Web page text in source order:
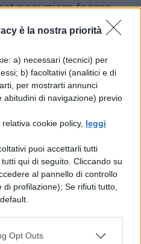
è la nostra priorità
a) necessari (tecnici) per
b) facoltativi (analitici e di
per mostrarti annunci
abitudini di navigazione) previo
cookie policy, leggi
puoi accettarli tutti
qui di seguito. Cliccando su
al pannello di controllo
profilazione); Se rifiuti tutto,
Opt Outs
pecuniam facere
ante quam florere
quadam
fore. Et quidem
solis quae
fertur.
praesentiunt sed